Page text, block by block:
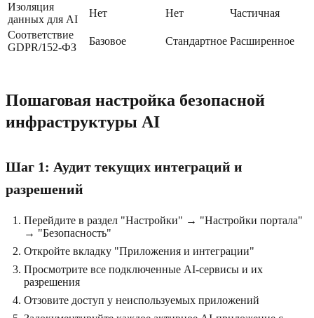
Изоляция
данных для AI
Нет Нет
Частичная
Соответствие
GDPR/152-ФЗ
Базовое Стандартное Расширенное
Пошаговая настройка безопасной
инфраструктуры AI
Шаг 1: Аудит текущих интеграций и
разрешений
Перейдите в раздел "Настройки" → "Настройки портала"
→ "Безопасность"
Откройте вкладку "Приложения и интеграции"
Просмотрите все подключенные AI-сервисы и их
разрешения
Отзовите доступ у неиспользуемых приложений